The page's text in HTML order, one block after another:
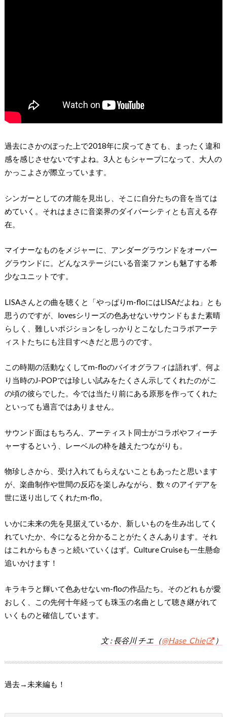
過去にさかのぼった上で2018年に戻ってきても、まったく違和
感を感じさせないですよね。3人ともシャープになって、大人の
かっこよさが際立っています。
シンガーとしての才能を見出し、そこに自分たちの音を当ては
めていく。それはまさに音楽界のダイバーシティとも言える存
在。
マイナーなものをメジャーに、アンダーグラウンドをオーバー
グラウンドに。どんなステージにいる音楽ファンも魅了する希
少なユニットです。
LISAさんとの曲を聴くと「やっぱりm-floにはLISAだよね」とも
思うのですが、lovesシリーズの色あせないサウンドもまた素晴
らしく、難しいポジションをしっかりとこなしたコラボアーテ
ィストたちにも注目すべきだと思うのです。
この時期の活動なくしてm-floのバイオグラフィは語れず、何よ
り当時のJ-POPでは珍しい試みをたくさん示してくれたのがこ
の頃の彼らでした。今では当たり前にある原形を作ってくれた
といっても過言ではありません。
サウンド面はもちろん、アーティスト同士がコラボやフィーチ
ャーするという、レーベルの枠を越えたつながりも。
物珍しさから、受け入れてもらえないこともあったと思います
が、楽曲制作や世間の反応を楽しみながら、数々のアイデアを
世に送り出してくれたm-flo。
いかに未来の先を見据えているか、新しいものを生み出してく
れていたか、今になると分かることがたくさんあります。それ
はこれからもきっと続いていくはず。Culture Cruiseも一生懸命
追いかけます！
キラキラと輝いて色あせないm-floの作品たち。そのどれもが愛
おしく、この先何十年経っても珠玉の名曲として聴き継がれて
いくものと確信しています。
文 : 長谷川 チエ（@Hase_Chie ）
過去→未来編も！